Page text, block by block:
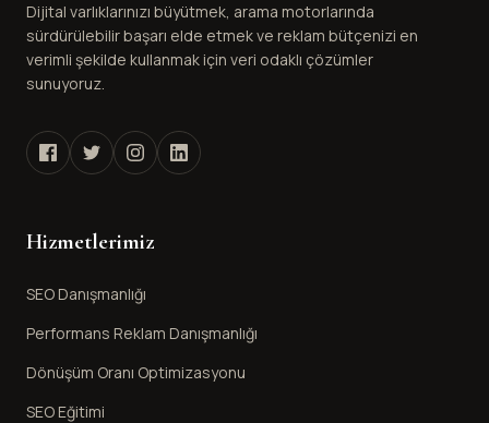
Dijital varlıklarınızı büyütmek, arama motorlarında
sürdürülebilir başarı elde etmek ve reklam bütçenizi en
verimli şekilde kullanmak için veri odaklı çözümler
sunuyoruz.
Hizmetlerimiz
SEO Danışmanlığı
Performans Reklam Danışmanlığı
Dönüşüm Oranı Optimizasyonu
SEO Eğitimi